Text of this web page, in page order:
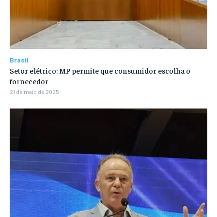
Brasil
Setor elétrico: MP permite que consumidor escolha o
fornecedor
21 de maio de 2025